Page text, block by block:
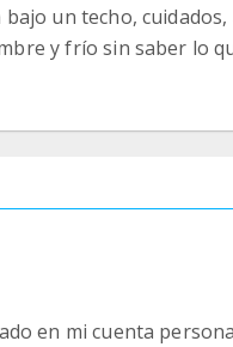
un techo,
y frío sin saber lo
en mi cuenta